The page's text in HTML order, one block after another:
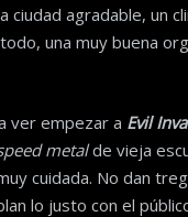
ciudad agradable, un
una muy buena
ver empezar a Evil
metalde vieja
cuidada. No dan
lo justo con el